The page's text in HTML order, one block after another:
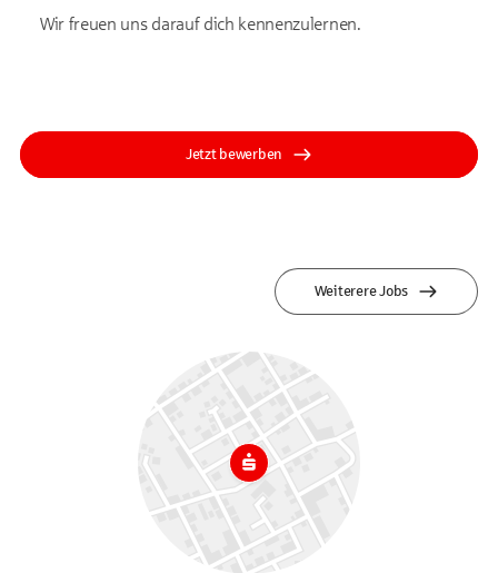
Wir freuen uns darauf dich kennenzulernen.
Jetzt bewerben
Weiterere Jobs